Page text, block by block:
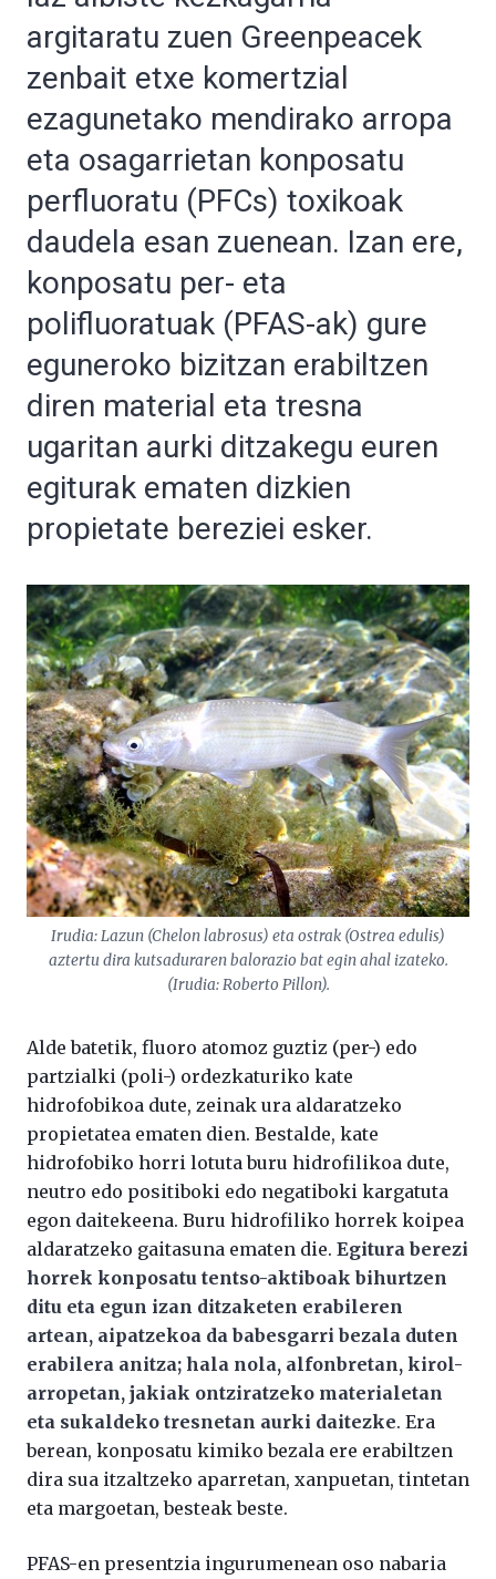
argitaratu zuen Greenpeacek
zenbait etxe komertzial
ezagunetako mendirako arropa
eta osagarrietan konposatu
perfluoratu (PFCs) toxikoak
daudela esan zuenean. Izan ere,
konposatu per- eta
polifluoratuak (PFAS-ak) gure
eguneroko bizitzan erabiltzen
diren material eta tresna
ugaritan aurki ditzakegu euren
egiturak ematen dizkien
propietate bereziei esker.
Irudia: Lazun (Chelon labrosus) eta ostrak (Ostrea edulis)
aztertu dira kutsaduraren balorazio bat egin ahal izateko.
(Irudia: Roberto Pillon).
Alde batetik, fluoro atomoz guztiz (per-) edo
partzialki (poli-) ordezkaturiko kate
hidrofobikoa dute, zeinak ura aldaratzeko
propietatea ematen dien. Bestalde, kate
hidrofobiko horri lotuta buru hidrofilikoa dute,
neutro edo positiboki edo negatiboki kargatuta
egon daitekeena. Buru hidrofiliko horrek koipea
aldaratzeko gaitasuna ematen die. Egitura berezi
horrek konposatu tentso-aktiboak bihurtzen
ditu eta egun izan ditzaketen erabileren
artean, aipatzekoa da babesgarri bezala duten
erabilera anitza; hala nola, alfonbretan, kirol-
arropetan, jakiak ontziratzeko materialetan
eta sukaldeko tresnetan aurki daitezke. Era
berean, konposatu kimiko bezala ere erabiltzen
dira sua itzaltzeko aparretan, xanpuetan, tintetan
eta margoetan, besteak beste.
PFAS-en presentzia ingurumenean oso nabaria